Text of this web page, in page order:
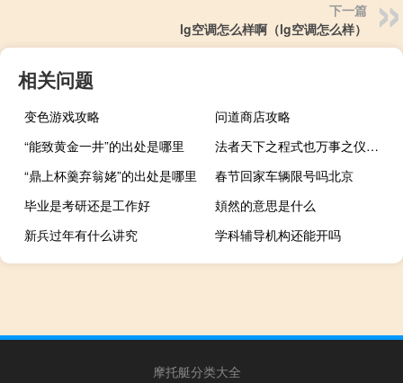
下一篇
lg空调怎么样啊（lg空调怎么样）
相关问题
变色游戏攻略
问道商店攻略
“能致黄金一井”的出处是哪里
法者天下之程式也万事之仪表也 出自哪里
“鼎上杯羹弃翁姥”的出处是哪里
春节回家车辆限号吗北京
毕业是考研还是工作好
頍然的意思是什么
新兵过年有什么讲究
学科辅导机构还能开吗
摩托艇分类大全